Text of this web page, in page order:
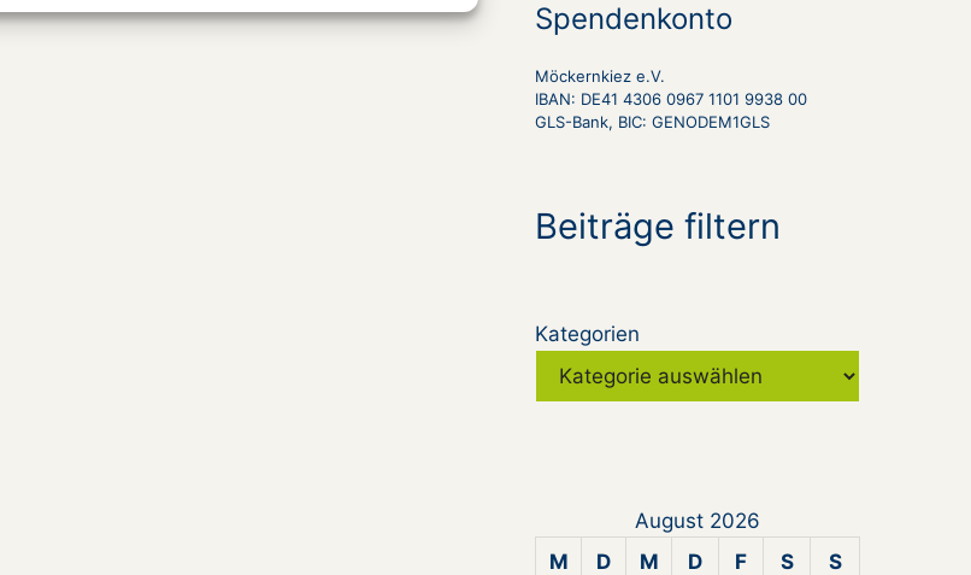
Spendenkonto
Möckernkiez e.V.
IBAN: DE41 4306 0967 1101 9938 00
GLS-Bank, BIC: GENODEM1GLS
Beiträge filtern
Kategorien
August 2026
M
D M D F S S